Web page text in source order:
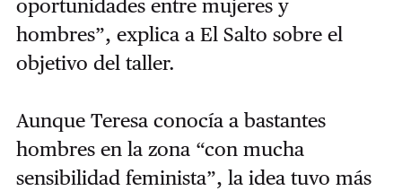
oportunidades entre mujeres y
hombres”, explica a El Salto sobre el
objetivo del taller.
Aunque Teresa conocía a bastantes
hombres en la zona “con mucha
sensibilidad feminista”, la idea tuvo más